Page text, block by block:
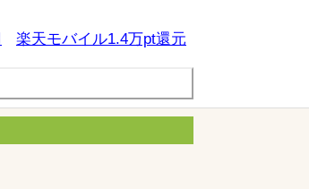
楽天モバイル1.4万pt還元